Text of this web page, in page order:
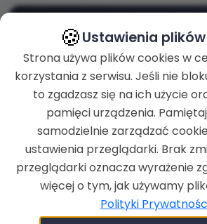
zakończona
XI nadzwyczajna
Powiatu Kłodzkiego
listopada 2024 roku
ROZPOCZĘCIE
18-11-2024 g. 09:02
ZAKOŃCZENIE
18-11-2024 g. 09:08
🍪Ustawienia
Strona używa plików cookies w
korzystania z serwisu. Jeśli nie
to zgadzasz się na ich użycie
pamięci urządzenia.
samodzielnie zarządzać
ustawienia przeglądarki. Brak
przeglądarki oznacza wyrażenie
więcej o tym, jak używamy
Polityki